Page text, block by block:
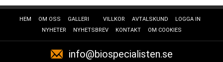
HEM OM OSS GALLERI VILLKOR AVTALSKUND
LOGGA IN
NYHETER
NYHETSBREV KONTAKT OM COOKIES
info@biospecialisten.se